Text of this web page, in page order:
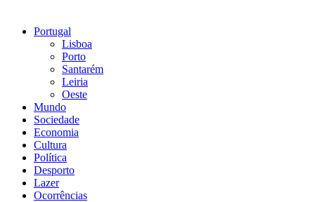
Portugal
Lisboa
Porto
Santarém
Leiria
Oeste
Mundo
Sociedade
Economia
Cultura
Política
Desporto
Lazer
Ocorrências